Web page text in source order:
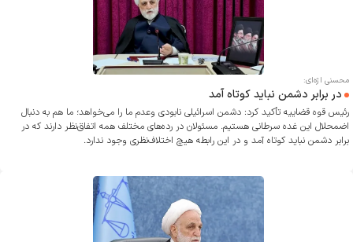
محسنی اژه‌ای:
در برابر دشمن نباید کوتاه آمد
رئیس قوه قضاییه تأکید کرد: دشمن اسرائیلی نابودی وعدم ما را می‌خواهد؛ ما هم به دنبال
اضمحلال این غده سرطانی هستیم. مسئولان در رده‌های مختلف همه اتفاق‌نظر دارند که در
برابر دشمن نباید کوتاه آمد و در این رابطه هیچ اختلاف‌نظری وجود ندارد.